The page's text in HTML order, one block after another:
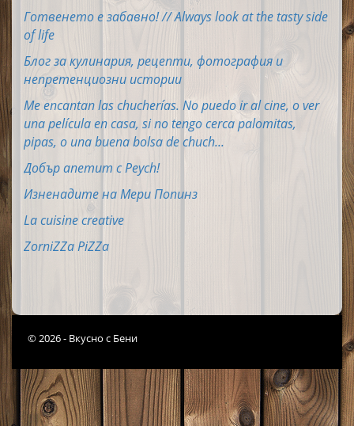
Готвенето е забавно! // Always look at the tasty side
of life
Блог за кулинария, рецепти, фотография и
непретенциозни истории
Me encantan las chucherías. No puedo ir al cine, o ver
una película en casa, si no tengo cerca palomitas,
pipas, o una buena bolsa de chuch...
Добър апетит с Peych!
Изненадите на Мери Попинз
La cuisine creative
ZorniZZa PiZZa
© 2026 - Вкусно с Бени